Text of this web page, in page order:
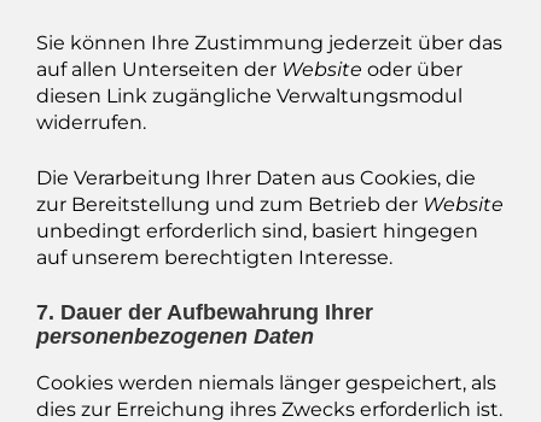
Sie können Ihre Zustimmung jederzeit über das
auf allen Unterseiten der Website oder über
diesen Link zugängliche Verwaltungsmodul
widerrufen.
Die Verarbeitung Ihrer Daten aus Cookies, die
zur Bereitstellung und zum Betrieb der Website
unbedingt erforderlich sind, basiert hingegen
auf unserem berechtigten Interesse.
7. Dauer der Aufbewahrung Ihrer
personenbezogenen Daten
Cookies werden niemals länger gespeichert, als
dies zur Erreichung ihres Zwecks erforderlich ist.